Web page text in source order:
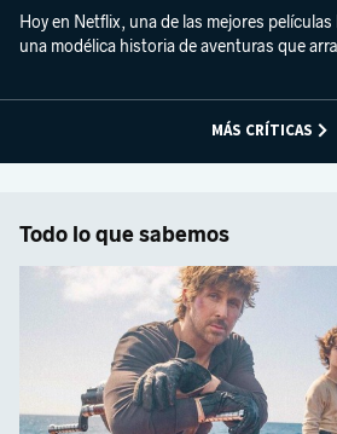
Hoy en Netflix, una de las mejores
una modélica historia de aventuras que
MÁS CRÍTICAS
Todo lo que sabemos